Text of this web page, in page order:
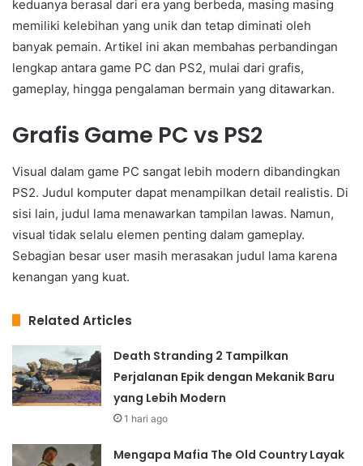
keduanya berasal dari era yang berbeda, masing masing
memiliki kelebihan yang unik dan tetap diminati oleh
banyak pemain. Artikel ini akan membahas perbandingan
lengkap antara game PC dan PS2, mulai dari grafis,
gameplay, hingga pengalaman bermain yang ditawarkan.
Grafis Game PC vs PS2
Visual dalam game PC sangat lebih modern dibandingkan
PS2. Judul komputer dapat menampilkan detail realistis. Di
sisi lain, judul lama menawarkan tampilan lawas. Namun,
visual tidak selalu elemen penting dalam gameplay.
Sebagian besar user masih merasakan judul lama karena
kenangan yang kuat.
Related Articles
Death Stranding 2 Tampilkan
Perjalanan Epik dengan Mekanik Baru
yang Lebih Modern
1 hari ago
Mengapa Mafia The Old Country Layak